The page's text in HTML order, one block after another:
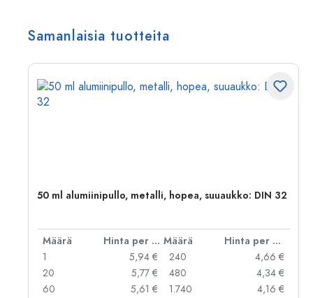
Samanlaisia tuotteita
50 ml alumiinipullo, metalli, hopea, suuaukko: DIN 32
Määrä Hinta per kpl Määrä
Hinta per kpl
1
5,94 €
20
5,77 €
60
5,61 €
240
4,66 €
480
4,34 €
1.740
4,16 €